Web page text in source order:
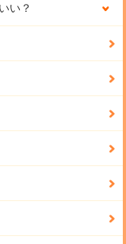
い？